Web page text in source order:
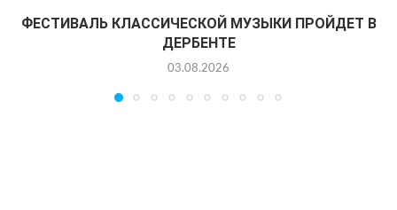
ФЕСТИВАЛЬ КЛАССИЧЕСКОЙ МУЗЫКИ ПРОЙДЕТ В
ДЕРБЕНТЕ
03.08.2026